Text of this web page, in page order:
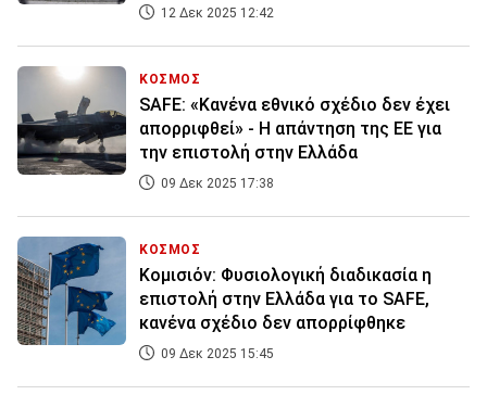
12 Δεκ 2025 12:42
ΚΟΣΜΟΣ
SAFE: «Κανένα εθνικό σχέδιο δεν έχει
απορριφθεί» - Η απάντηση της ΕΕ για
την επιστολή στην Ελλάδα
09 Δεκ 2025 17:38
ΚΟΣΜΟΣ
Κομισιόν: Φυσιολογική διαδικασία η
επιστολή στην Ελλάδα για το SAFE,
κανένα σχέδιο δεν απορρίφθηκε
09 Δεκ 2025 15:45